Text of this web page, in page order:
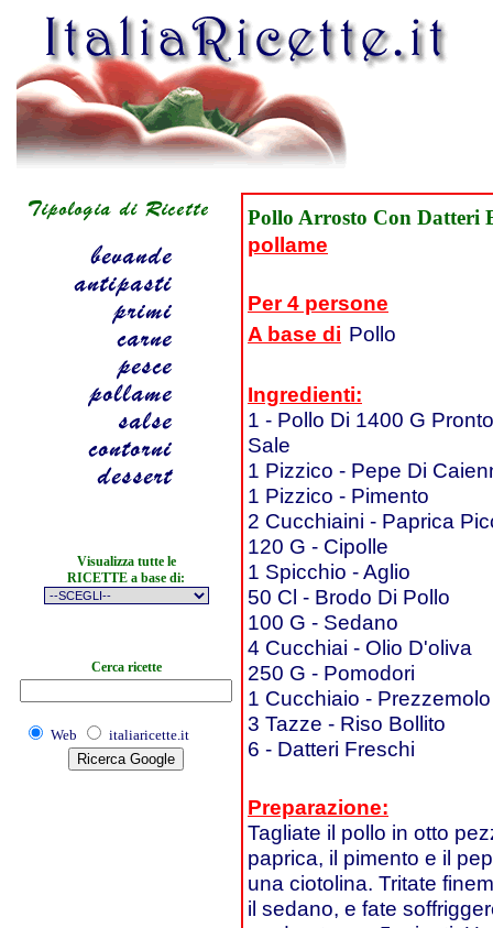
Visualizza tutte le
RICETTE a base di:
Cerca ricette
Web italiaricette.it
Pollo Arrosto Con Datteri
pollame
Per 4 persone
A base di Pollo
Ingredienti:
1 - Pollo Di 1400 G
Sale
1 Pizzico - Pepe Di
1 Pizzico - Pimento
2 Cucchiaini - Paprica
120 G - Cipolle
1 Spicchio - Aglio
50 Cl - Brodo Di Pollo
100 G - Sedano
4 Cucchiai - Olio D'oliva
250 G - Pomodori
1 Cucchiaio -
3 Tazze - Riso Bollito
6 - Datteri Freschi
Preparazione:
Tagliate il pollo in otto
paprica, il pimento e il
una ciotolina. Tritate
il sedano, e fate